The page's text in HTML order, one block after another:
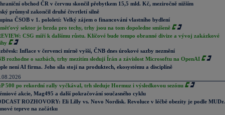
obchod ČR v červnu skončil přebytkem 15,5 mld. Kč, meziročně nižším
průmysl zakončil druhé čtvrtletí silně
ČSOB v 1. pololetí: Velký zájem o financování vlastního bydlení
sektor je brzda pro techy, trhy jsou na tom dopoledne smíšeně
CSG míří k dalšímu růstu. Klíčové bude tempo obranné divize a vývoj zakázkové
Inflace v červenci mírně vyšší, ČNB dnes úrokové sazby nezmění
rozhodne o sazbách, trhy mezitím sledují Írán a závislost Microsoftu na OpenAI
není AI firma. Jeho síla stojí na produktech, ekosystému a disciplíně
500 po rekordní rally vyčkával, trh sleduje Hormuz i výsledkovou sezónu
akcie, Mag495 a další pokračování současného cyklu
ROZHOVORY: Eli Lilly vs. Novo Nordisk. Revoluce v léčbě obezity je podle MUDr.
teprve na začátku